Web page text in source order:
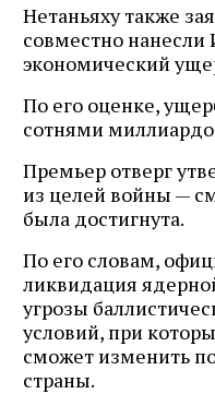
Нетаньяху также
совместно
экономический
По его оценке,
сотнями
Премьер отверг
из целей войны —
была достигнута.
По его словам,
ликвидация
угрозы
условий, при
сможет изменить
страны.